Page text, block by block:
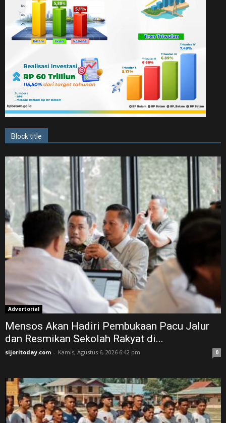
Block title
Advertorial
Mensos Akan Hadiri Pembukaan Pacu Jalur
dan Resmikan Sekolah Rakyat di...
sijoritoday.com - Kamis, Agustus 6, 2026 6:42 pm 0